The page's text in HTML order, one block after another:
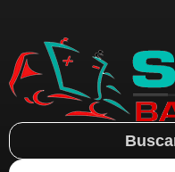
Search
...